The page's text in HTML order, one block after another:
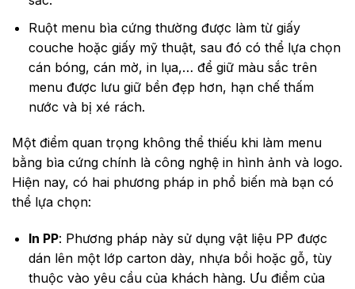
Ruột menu bìa cứng thường được làm từ giấy
couche hoặc giấy mỹ thuật, sau đó có thể lựa chọn
cán bóng, cán mờ, in lụa,… để giữ màu sắc trên
menu được lưu giữ bền đẹp hơn, hạn chế thấm
nước và bị xé rách.
Một điểm quan trọng không thể thiếu khi làm menu
bằng bìa cứng chính là công nghệ in hình ảnh và logo.
Hiện nay, có hai phương pháp in phổ biến mà bạn có
thể lựa chọn:
In PP: Phương pháp này sử dụng vật liệu PP được
dán lên một lớp carton dày, nhựa bồi hoặc gỗ, tùy
thuộc vào yêu cầu của khách hàng. Ưu điểm của